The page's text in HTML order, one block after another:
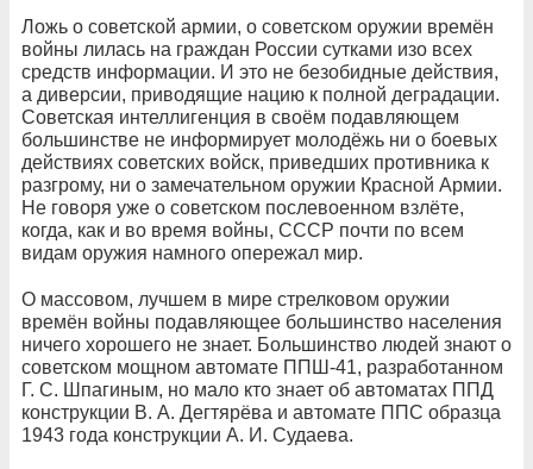
Ложь о советской армии, о советском оружии времён
войны лилась на граждан России сутками изо всех
средств информации. И это не безобидные действия,
а диверсии, приводящие нацию к полной деградации.
Советская интеллигенция в своём подавляющем
большинстве не информирует молодёжь ни о боевых
действиях советских войск, приведших противника к
разгрому, ни о замечательном оружии Красной Армии.
Не говоря уже о советском послевоенном взлёте,
когда, как и во время войны, СССР почти по всем
видам оружия намного опережал мир.
О массовом, лучшем в мире стрелковом оружии
времён войны подавляющее большинство населения
ничего хорошего не знает. Большинство людей знают о
советском мощном автомате ППШ-41, разработанном
Г. С. Шпагиным, но мало кто знает об автоматах ППД
конструкции В. А. Дегтярёва и автомате ППС образца
1943 года конструкции А. И. Судаева.